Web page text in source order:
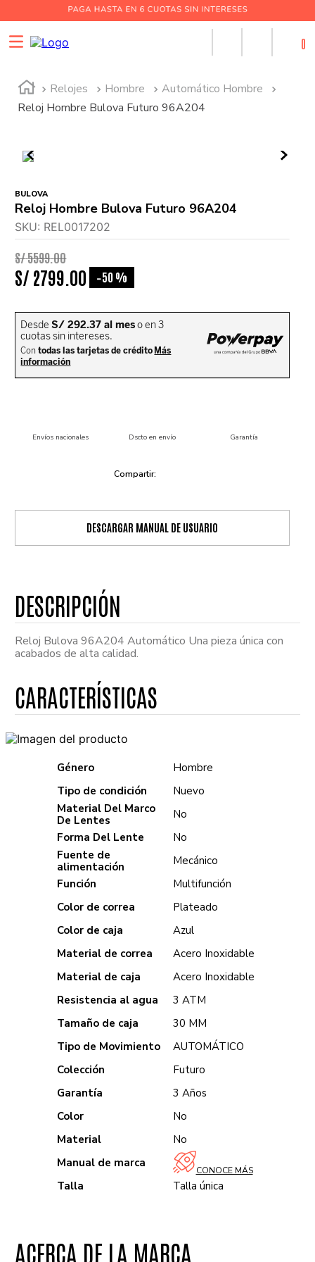
0
Relojes Hombre
Automático Hombre
Reloj Hombre Bulova Futuro 96A204
BULOVA
Reloj Hombre Bulova Futuro 96A204
SKU: REL0017202
S/5599.00
S/ 2799 00 -50 %
Envíos nacionales Dscto en envío Garantía
DESCARGAR MANUAL DE USUARIO
Reloj Bulova 96A204 Automático Una pieza única con
acabados de alta calidad.
Género
Hombre
Tipo de condición
Nuevo
Material Del Marco
De Lentes
No
Forma Del Lente
No
Fuente de
alimentación
Mecánico
Función
Multifunción
Color de correa
Plateado
Color de caja
Azul
Material de correa
Acero Inoxidable
Material de caja
Acero Inoxidable
Resistencia al agua
3 ATM
Tamaño de caja
30 MM
Tipo de Movimiento
AUTOMÁTICO
Colección
Futuro
Garantía
3 Años
Color
No
Material
No
Manual de marca
CONOCE MÁS
Talla Talla única
ACERCA DE LA MARCA